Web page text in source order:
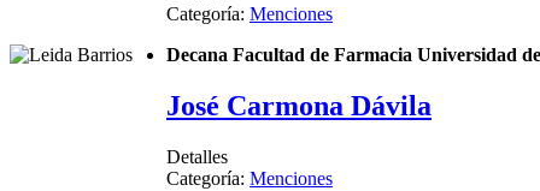
Categoría: Menciones
Decana Facultad de Farmacia Universidad
José Carmona Dávila
Detalles
Categoría: Menciones